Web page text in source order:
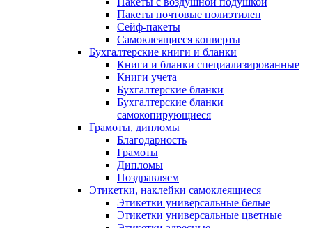
Пакеты почтовые полиэтилен
Сейф-пакеты
Самоклеящиеся конверты
Бухгалтерские книги и бланки
Книги и бланки специализированные
Книги учета
Бухгалтерские бланки
Бухгалтерские бланки
самокопирующиеся
Грамоты, дипломы
Благодарность
Грамоты
Дипломы
Поздравляем
Этикетки, наклейки самоклеящиеся
Этикетки универсальные белые
Этикетки универсальные цветные